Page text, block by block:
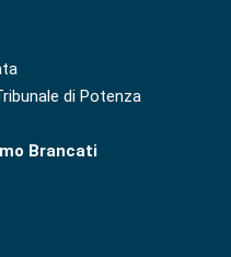
di Potenza
Brancati